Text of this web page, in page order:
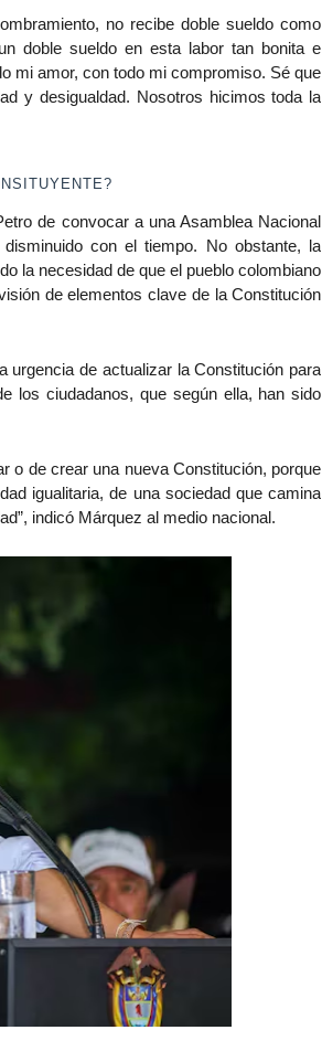
no recibe doble sueldo como
doble sueldo en esta labor tan bonita e
mi amor, con todo mi compromiso. Sé que
y desigualdad. Nosotros hicimos toda la
de convocar a una Asamblea Nacional
con el tiempo. No obstante, la
la necesidad de que el pueblo colombiano
de elementos clave de la Constitución
urgencia de actualizar la Constitución para
los ciudadanos, que según ella, han sido
o de crear una nueva Constitución, porque
igualitaria, de una sociedad que camina
indicó Márquez al medio nacional.